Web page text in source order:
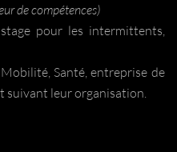
de compétences)
pour les intermittents,
Santé, entreprise de
suivant leur organisation.